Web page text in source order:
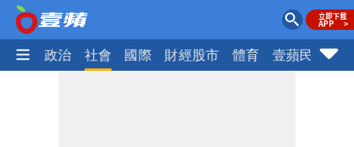
生活 政治 社會 國際 財經股市 體育 壹蘋民調